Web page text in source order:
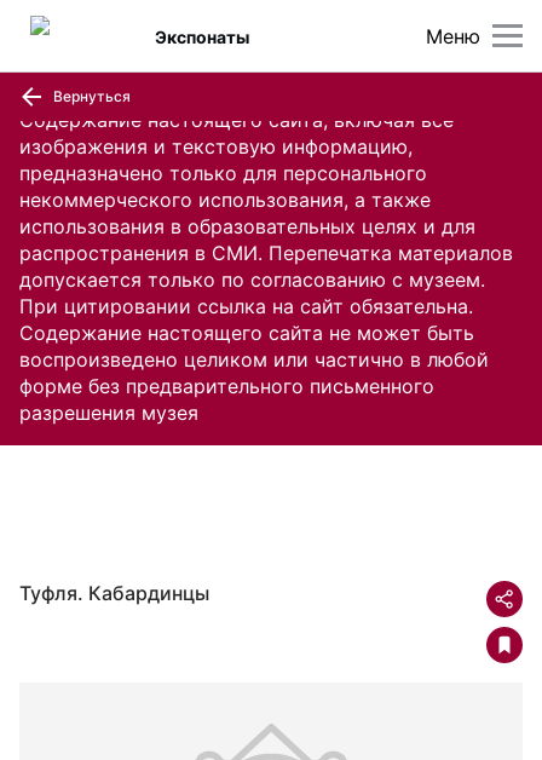
Содержание настоящего сайта, включая все
изображения и текстовую информацию,
предназначено только для персонального
некоммерческого использования, а также
использования в образовательных целях и для
распространения в СМИ. Перепечатка материалов
допускается только по согласованию с музеем.
При цитировании ссылка на сайт обязательна.
Содержание настоящего сайта не может быть
воспроизведено целиком или частично в любой
форме без предварительного письменного
разрешения музея
Меню
Экспонаты
Вернуться
Туфля. Кабардинцы